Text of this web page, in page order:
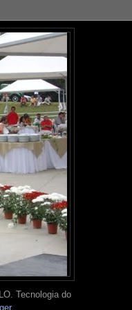
Tecnologia do
.